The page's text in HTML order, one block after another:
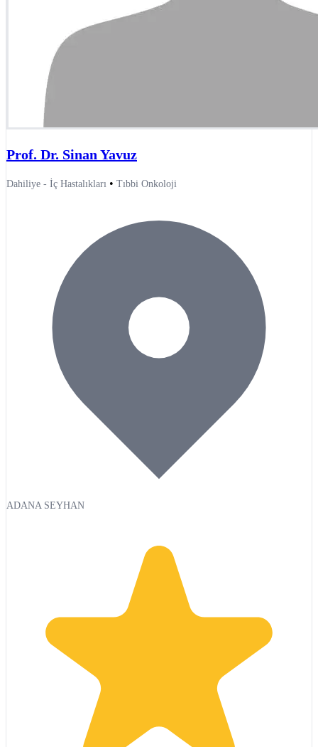
Prof. Dr. Sinan Yavuz
Dahiliye - İç Hastalıkları • Tıbbi Onkoloji
ADANA SEYHAN